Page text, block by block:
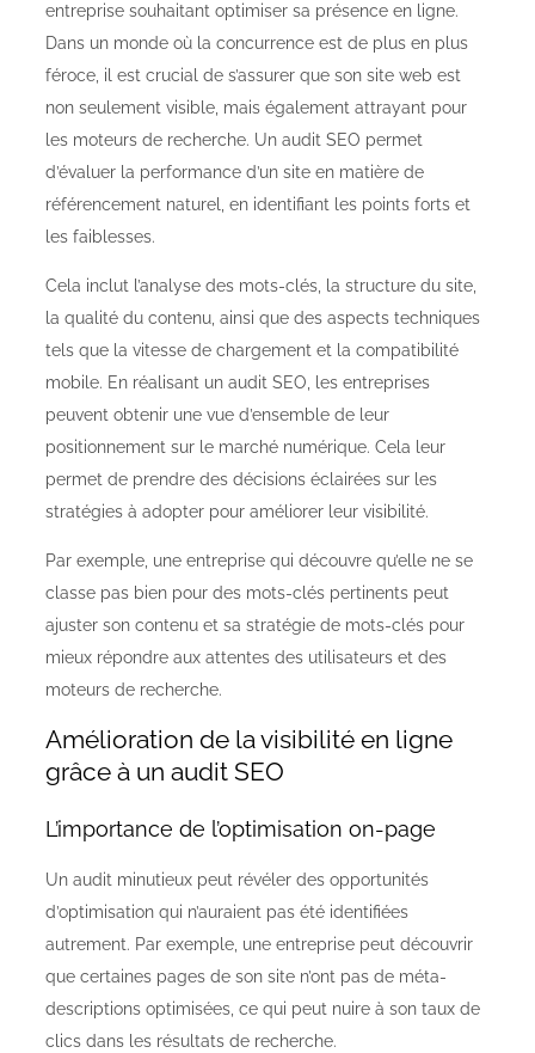
entreprise souhaitant optimiser sa présence en ligne.
Dans un monde où la concurrence est de plus en plus
féroce, il est crucial de s’assurer que son site web est
non seulement visible, mais également attrayant pour
les moteurs de recherche. Un audit SEO permet
d’évaluer la performance d’un site en matière de
référencement naturel, en identifiant les points forts et
les faiblesses.
Cela inclut l’analyse des mots-clés, la structure du site,
la qualité du contenu, ainsi que des aspects techniques
tels que la vitesse de chargement et la compatibilité
mobile. En réalisant un audit SEO, les entreprises
peuvent obtenir une vue d’ensemble de leur
positionnement sur le marché numérique. Cela leur
permet de prendre des décisions éclairées sur les
stratégies à adopter pour améliorer leur visibilité.
Par exemple, une entreprise qui découvre qu’elle ne se
classe pas bien pour des mots-clés pertinents peut
ajuster son contenu et sa stratégie de mots-clés pour
mieux répondre aux attentes des utilisateurs et des
moteurs de recherche.
Amélioration de la visibilité en ligne
grâce à un audit SEO
L’importance de l’optimisation on-page
Un audit minutieux peut révéler des opportunités
d’optimisation qui n’auraient pas été identifiées
autrement. Par exemple, une entreprise peut découvrir
que certaines pages de son site n’ont pas de méta-
descriptions optimisées, ce qui peut nuire à son taux de
clics dans les résultats de recherche.